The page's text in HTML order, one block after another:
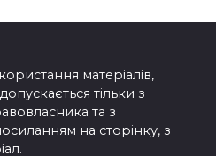
матеріалів,
тільки з
та з
на сторінку, з